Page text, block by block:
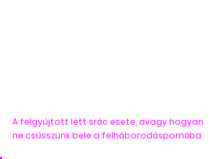
A felgyújtott lett srác esete, avagy hogyan
ne csússzunk bele a felháborodáspornóba